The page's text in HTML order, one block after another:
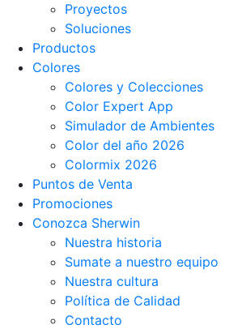
Proyectos
Soluciones
Productos
Colores
Colores y Colecciones
Color Expert App
Simulador de Ambientes
Color del año 2026
Colormix 2026
Puntos de Venta
Promociones
Conozca Sherwin
Nuestra historia
Sumate a nuestro equipo
Nuestra cultura
Política de Calidad
Contacto